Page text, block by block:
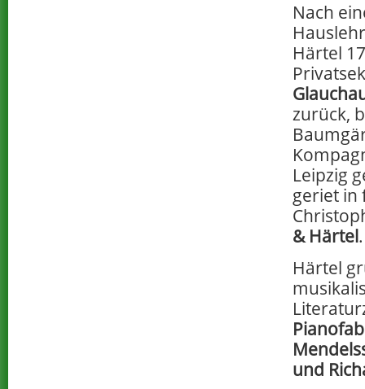
Nach
Härtel
zurück,
Leipzig
geriet in
& Härtel.
Härtel
und